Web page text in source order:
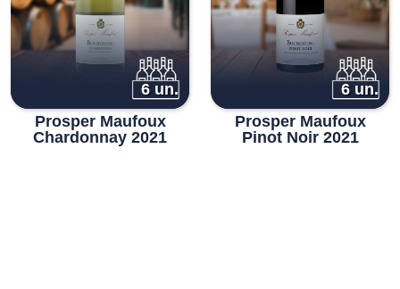
6 un.
Prosper Maufoux
Chardonnay 2021
6 un.
Prosper Maufoux
Pinot Noir 2021